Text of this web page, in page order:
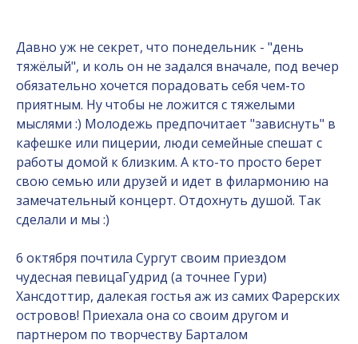
Давно уж не секрет, что понедельник - "день
тяжёлый", и коль он не задался вначале, под вечер
обязательно хочется порадовать себя чем-то
приятным. Ну чтобы не ложится с тяжелыми
мыслями :) Молодежь предпочитает "зависнуть" в
кафешке или пицерии, люди семейные спешат с
работы домой к близким. А кто-то просто берет
свою семью или друзей и идет в филармонию на
замечательный концерт. Отдохнуть душой. Так
сделали и мы :)
6 октября почтила Сургут своим приездом
чудесная певицаГудрид (а точнее Гури)
Хансдоттир, далекая гостья аж из самих Фарерских
островов! Приехала она со своим другом и
партнером по творчеству Барталом